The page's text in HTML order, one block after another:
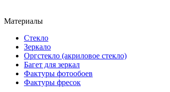
Материалы
Стекло
Зеркало
Оргстекло (акриловое стекло)
Багет для зеркал
Фактуры фотообоев
Фактуры фресок